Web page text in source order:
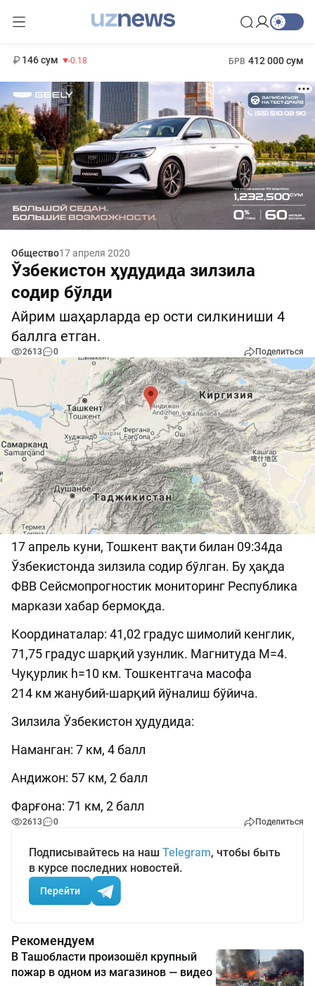
146 сум -0.18 БРВ 412 000 сум
Общество17 апреля 2020
Ўзбекистон ҳудудида зилзила
содир бўлди
Айрим шаҳарларда ер ости силкиниши 4
баллга етган.
2613 0 Поделиться
17 апрель куни, Тошкент вақти билан 09:34да
Ўзбекистонда зилзила содир бўлган. Бу ҳақда
ФВВ Сейсмопрогностик мониторинг Республика
маркази хабар бермоқда.
Координаталар: 41,02 градус шимолий кенглик,
71,75 градус шарқий узунлик. Магнитуда М=4.
Чуқурлик h=10 км. Тошкентгача масофа
214 км жанубий-шарқий йўналиш бўйича.
Зилзила Ўзбекистон ҳудудида:
Наманган: 7 км, 4 балл
Андижон: 57 км, 2 балл
Фарғона: 71 км, 2 балл
2613 0 Поделиться
Подписывайтесь на наш Telegram, чтобы быть
в курсе последних новостей.
Перейти
Рекомендуем
В Ташобласти произошёл крупный
пожар в одном из магазинов — видео